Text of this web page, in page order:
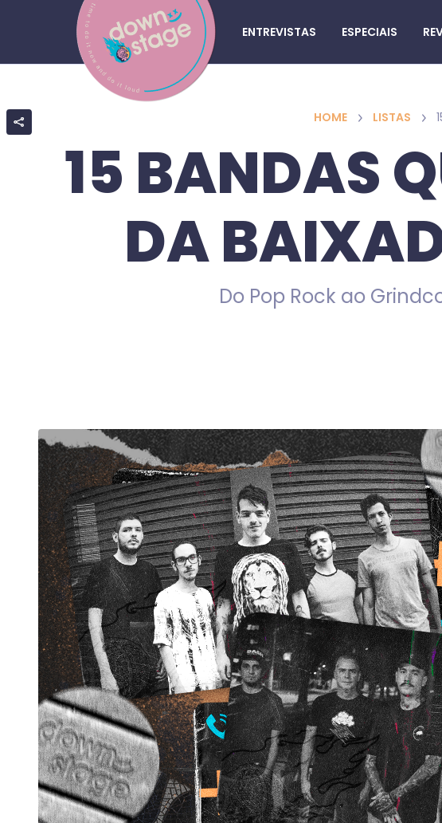
ENTREVISTAS ESPECIAIS
HOME LISTAS
15 BANDAS
DA
Do Pop Rock ao